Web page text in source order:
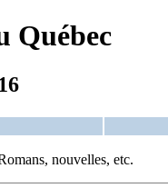
Québec
nouvelles, etc.